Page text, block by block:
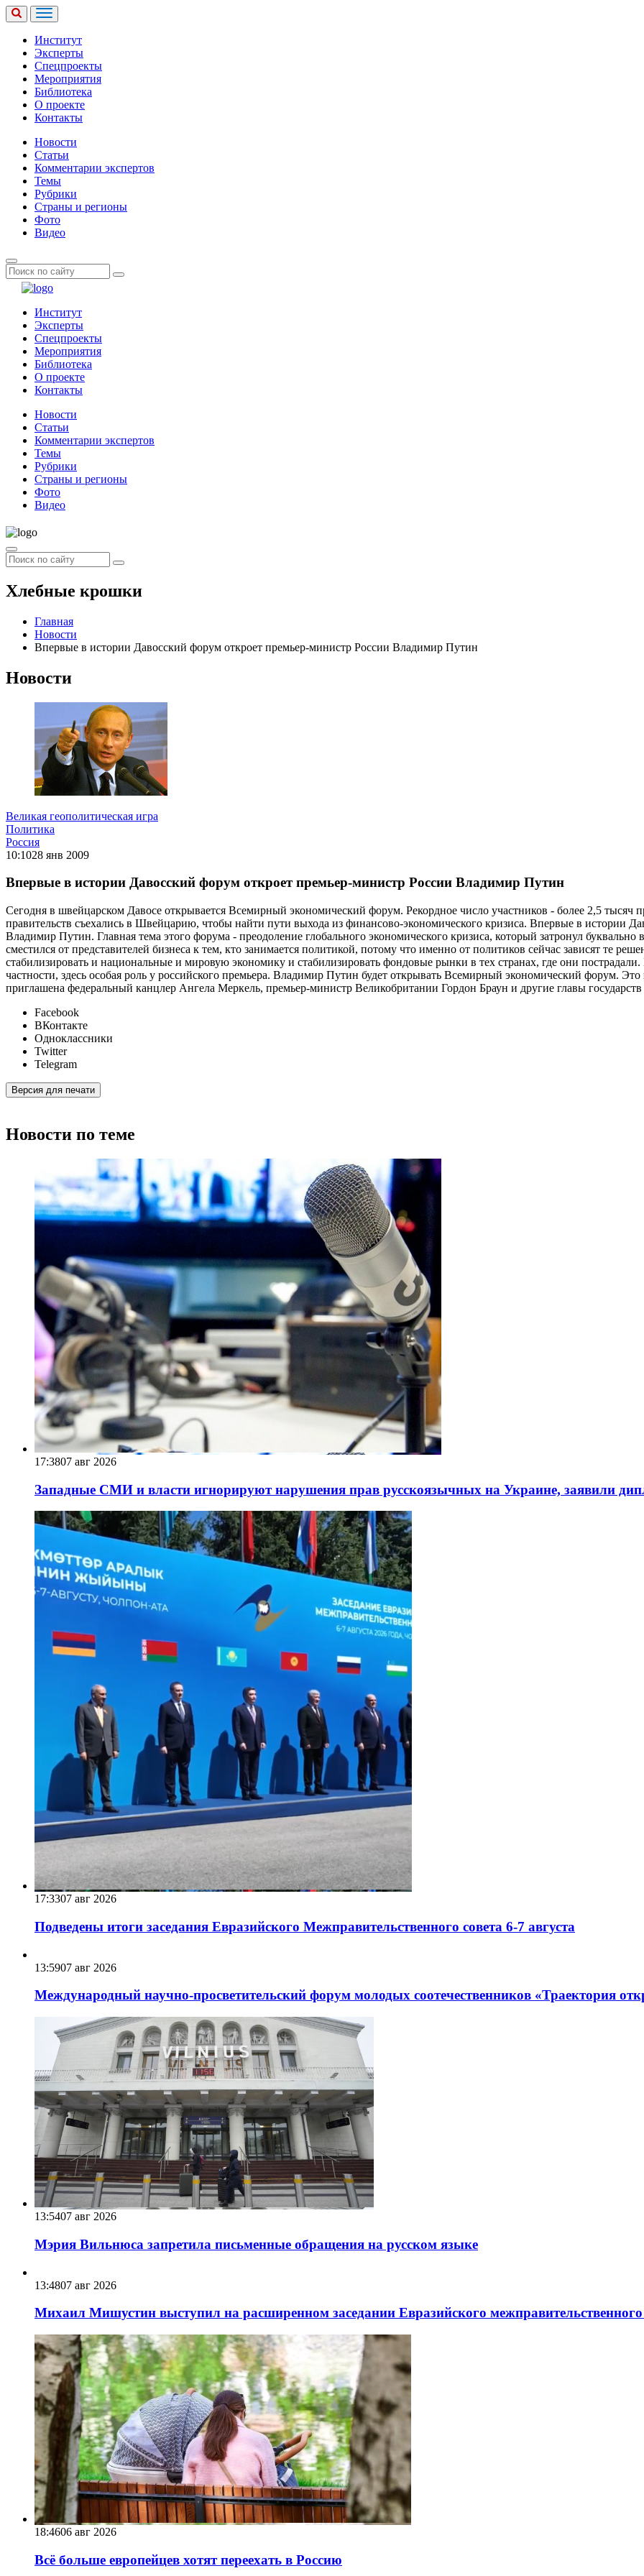
Институт
Эксперты
Спецпроекты
Мероприятия
Библиотека
О проекте
Контакты
Новости
Статьи
Комментарии экспертов
Темы
Рубрики
Страны и регионы
Фото
Видео
Институт
Эксперты
Спецпроекты
Мероприятия
Библиотека
О проекте
Контакты
Новости
Статьи
Комментарии экспертов
Темы
Рубрики
Страны и регионы
Фото
Видео
Хлебные крошки
Главная
Новости
Впервые в истории Давосский форум откроет премьер-министр России Владимир Путин
Новости
Великая геополитическая игра
Политика
Россия
10:1028 янв 2009
Впервые в истории Давосский форум откроет премьер-министр России Владимир Путин
Сегодня в швейцарском Давосе открывается Всемирный экономический форум. Рекордное число участников - более 2,5 тысяч
правительств съехались в Швейцарию, чтобы найти пути выхода из финансово-экономического кризиса. Впервые в истории
Владимир Путин. Главная тема этого форума - преодоление глобального экономического кризиса, который затронул буквально
сместился от представителей бизнеса к тем, кто занимается политикой, потому что именно от политиков сейчас зависят те
стабилизировать и национальные и мировую экономику и стабилизировать фондовые рынки в тех странах, где они
частности, здесь особая роль у российского премьера. Владимир Путин будет открывать Всемирный экономический форум.
приглашена федеральный канцлер Ангела Меркель, премьер-министр Великобритании Гордон Браун и другие главы
Facebook
ВКонтакте
Одноклассники
Twitter
Telegram
Версия для печати
Новости по теме
17:3807 авг 2026
Западные СМИ и власти игнорируют нарушения прав русскоязычных на Украине, заявили
17:3307 авг 2026
Подведены итоги заседания Евразийского Межправительственного совета 6-7 августа
13:5907 авг 2026
Международный научно-просветительский форум молодых соотечественников «Траектория
13:5407 авг 2026
Мэрия Вильнюса запретила письменные обращения на русском языке
13:4807 авг 2026
Михаил Мишустин выступил на расширенном заседании Евразийского
18:4606 авг 2026
Всё больше европейцев хотят переехать в Россию